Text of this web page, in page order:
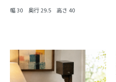
幅 30 奥行 29.5 高さ 40